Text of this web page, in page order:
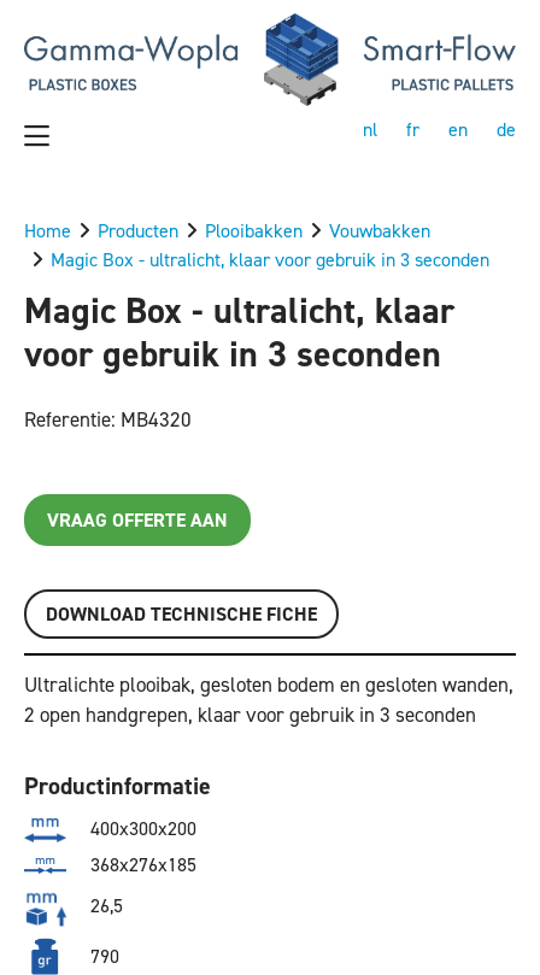
nl fr en de
Home Producten Plooibakken
Vouwbakken
Magic Box - ultralicht, klaar voor gebruik in 3 seconden
Magic Box - ultralicht, klaar
voor gebruik in 3 seconden
Referentie: MB4320
VRAAG OFFERTE AAN
DOWNLOAD TECHNISCHE FICHE
Ultralichte plooibak, gesloten bodem en gesloten wanden,
2 open handgrepen, klaar voor gebruik in 3 seconden
Productinformatie
400x300x200
368x276x185
26,5
790